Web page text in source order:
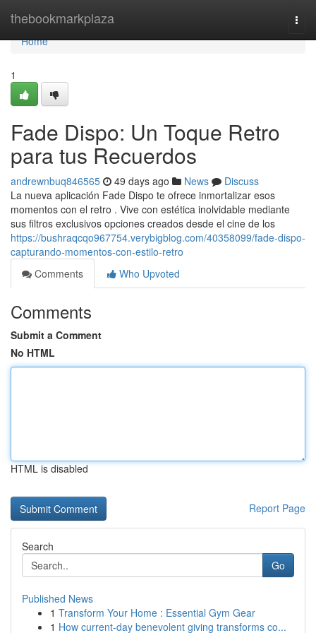
thebookmarkplaza
Home
Home
1
Fade Dispo: Un Toque Retro
para tus Recuerdos
andrewnbuq846565 49 days ago News
Discuss
La nueva aplicación Fade Dispo te ofrece inmortalizar esos
momentos con el retro . Vive con estética inolvidable mediante
sus filtros exclusivos opciones creados desde el cine de los
https://bushraqcqo967754.verybigblog.com/40358099/fade-dispo-
capturando-momentos-con-estilo-retro
Comments
Who Upvoted
Comments
Submit a Comment
No HTML
HTML is disabled
Report Page
Search
Go
Published News
1 Transform Your Home : Essential Gym Gear
1 How current-day benevolent giving transforms co...